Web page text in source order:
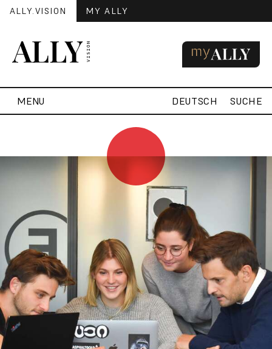
ALLY.VISION MY ALLY
MENU DEUTSCH SUCHE